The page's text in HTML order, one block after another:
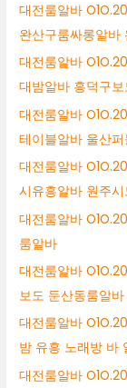
대전룸알바
완산구룸싸롱알바
대전룸알바
대밤알바 흥덕구보
대전룸알바
테이블알바 울산
대전룸알바
시유흥알바 원주
대전룸알바
룸알바
대전룸알바
보도 둔산동룸알바
대전룸알바
밤 유흥 노래방 바
대전룸알바